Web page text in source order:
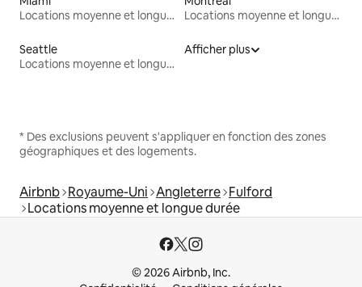
Locations moyenne et longue durée
Locations moyenne et longue durée
Seattle
Locations moyenne et longue durée
Afficher plus
* Des exclusions peuvent s'appliquer en fonction des zones
géographiques et des logements.
Airbnb Royaume-Uni Angleterre Fulford
Locations moyenne et longue durée
© 2026 Airbnb, Inc.